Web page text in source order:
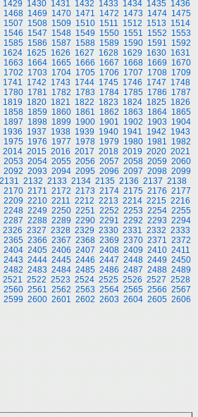
1429 1430 1431 1432 1433 1434 1435 1436
1468 1469 1470 1471 1472 1473 1474 1475
1507 1508 1509 1510 1511 1512 1513 1514
1546 1547 1548 1549 1550 1551 1552 1553
1585 1586 1587 1588 1589 1590 1591 1592
1624 1625 1626 1627 1628 1629 1630 1631
1663 1664 1665 1666 1667 1668 1669 1670
1702 1703 1704 1705 1706 1707 1708 1709
1741 1742 1743 1744 1745 1746 1747 1748
1780 1781 1782 1783 1784 1785 1786 1787
1819 1820 1821 1822 1823 1824 1825 1826
1858 1859 1860 1861 1862 1863 1864 1865
1897 1898 1899 1900 1901 1902 1903 1904
1936 1937 1938 1939 1940 1941 1942 1943
1975 1976 1977 1978 1979 1980 1981 1982
2014 2015 2016 2017 2018 2019 2020 2021
2053 2054 2055 2056 2057 2058 2059 2060
2092 2093 2094 2095 2096 2097 2098 2099
2131 2132 2133 2134 2135 2136 2137 2138
2170 2171 2172 2173 2174 2175 2176 2177
2209 2210 2211 2212 2213 2214 2215 2216
2248 2249 2250 2251 2252 2253 2254 2255
2287 2288 2289 2290 2291 2292 2293 2294
2326 2327 2328 2329 2330 2331 2332 2333
2365 2366 2367 2368 2369 2370 2371 2372
2404 2405 2406 2407 2408 2409 2410 2411
2443 2444 2445 2446 2447 2448 2449 2450
2482 2483 2484 2485 2486 2487 2488 2489
2521 2522 2523 2524 2525 2526 2527 2528
2560 2561 2562 2563 2564 2565 2566 2567
2599 2600 2601 2602 2603 2604 2605 2606